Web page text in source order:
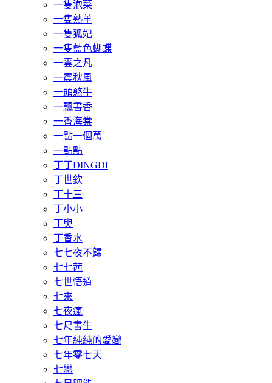
一隻泡菜
一隻熟羊
一隻狐妃
一隻藍色蝴蝶
一雲之凡
一震秋風
一頭憨牛
一飄書香
一香海棠
一點一個萬
一點點
丁丁DINGDI
丁世欽
丁十三
丁小小
丁臾
丁香水
七七夜不歸
七七茜
七世悟道
七來
七夜瘋
七尺書生
七年純純的愛戀
七年零七天
七戀